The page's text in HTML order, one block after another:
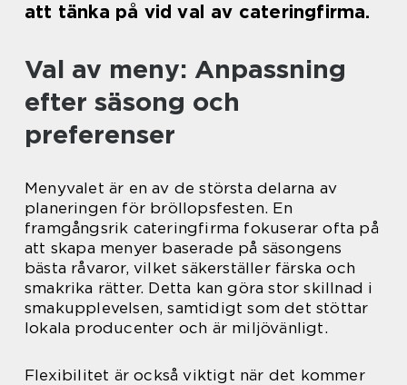
att tänka på vid val av cateringfirma.
Val av meny: Anpassning
efter säsong och
preferenser
Menyvalet är en av de största delarna av
planeringen för bröllopsfesten. En
framgångsrik cateringfirma fokuserar ofta på
att skapa menyer baserade på säsongens
bästa råvaror, vilket säkerställer färska och
smakrika rätter. Detta kan göra stor skillnad i
smakupplevelsen, samtidigt som det stöttar
lokala producenter och är miljövänligt.
Flexibilitet är också viktigt när det kommer